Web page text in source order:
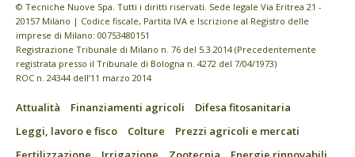
© Tecniche Nuove Spa. Tutti i diritti riservati. Sede legale Via Eritrea 21 -
20157 Milano | Codice fiscale, Partita IVA e Iscrizione al Registro delle
imprese di Milano: 00753480151
Registrazione Tribunale di Milano n. 76 del 5.3.2014 (Precedentemente
registrata presso il Tribunale di Bologna n. 4272 del 7/04/1973)
ROC n. 24344 dell’11 marzo 2014
Attualità Finanziamenti agricoli
Difesa fitosanitaria
Leggi, lavoro e fisco
Colture
Prezzi agricoli e mercati